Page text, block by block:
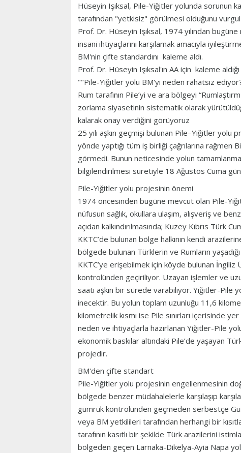
Hüseyin Işıksal, Pile-Yiğitler yolunda sorunun
tarafından "yetkisiz" görülmesi olduğunu
Prof. Dr. Hüseyin Işıksal, 1974 yılından
insani ihtiyaçlarını karşılamak amacıyla
BM'nin çifte standardını kaleme aldı.
Prof. Dr. Hüseyin Işıksal'ın AA için kaleme
""Pile-Yiğitler yolu BM'yi neden rahatsız
Rum tarafının Pile’yi ve ara bölgeyi
zorlama siyasetinin sistematik olarak
kalarak onay verdiğini görüyoruz
25 yılı aşkın geçmişi bulunan Pile–Yiğitler yolu
yönde yaptığı tüm iş birliği çağrılarına rağmen
görmedi. Bunun neticesinde yolun
bilgilendirilmesi suretiyle 18 Ağustos Cuma
Pile-Yiğitler yolu projesinin önemi
1974 öncesinden bugüne mevcut olan Pile-
nüfusun sağlık, okullara ulaşım, alışveriş ve
açıdan kalkındırılmasında; Kuzey Kıbrıs
KKTC’de bulunan bölge halkının kendi
bölgede bulunan Türklerin ve Rumların
KKTC’ye erişebilmek için köyde bulunan
kontrolünden geçiriliyor. Uzayan işlemler ve
saati aşkın bir sürede varabiliyor. Yiğitler-Pile
inecektir. Bu yolun toplam uzunluğu 11,6
kilometrelik kısmı ise Pile sınırları içerisinde
neden ve ihtiyaçlarla hazırlanan Yiğitler-Pile
ekonomik baskılar altındaki Pile’de yaşayan
projedir.
BM'den çifte standart
Pile-Yiğitler yolu projesinin engellenmesinin
bölgede benzer müdahalelerle karşılaşıp
gümrük kontrolünden geçmeden serbestçe
veya BM yetkilileri tarafından herhangi bir
tarafının kasıtlı bir şekilde Türk arazilerini
bölgeden geçen Larnaka-Dikelya-Ayia Napa